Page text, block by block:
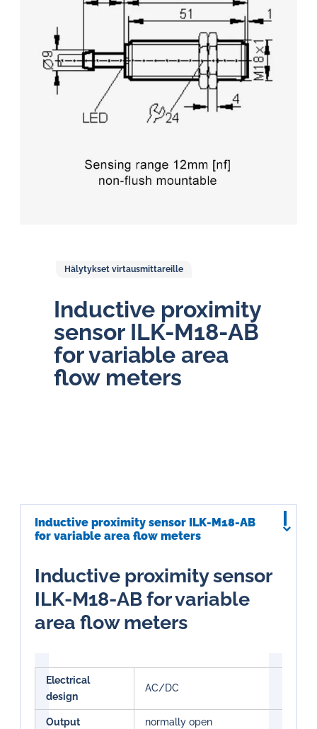
Hälytykset virtausmittareille
Inductive proximity
sensor ILK-M18-AB
for variable area
flow meters
Inductive proximity sensor ILK-M18-AB
for variable area flow meters
Inductive proximity sensor
ILK-M18-AB for variable
area flow meters
Electrical
design
AC/DC
Output normally open